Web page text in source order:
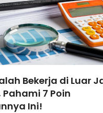
Bekerja di Luar
7 Poin
Ini!